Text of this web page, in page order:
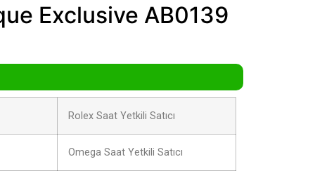
Exclusive AB0139
Rolex Saat Yetkili Satıcı
Omega Saat Yetkili Satıcı